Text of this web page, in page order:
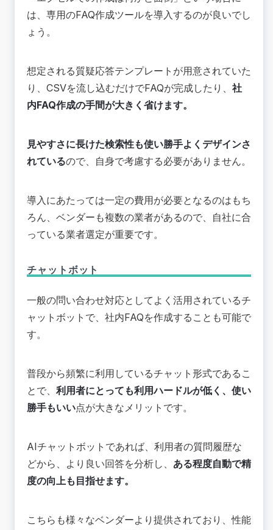
は、専用のFAQ作成ツールを導入するのが良いでし
ょう。
想定される質疑応答テンプレートが用意されていた
り、CSVを流し込むだけでFAQが完成したり、 社
内FAQ作成の手間が大きく省けます。
見やすさに長けた検索性も使い勝手よくデザインさ
れているので、自身で考慮する必要がありません。
導入にあたっては一定の費用が必要となるのはもち
ろん、ベンダーも複数の業者があるので、自社に合
っている業者選定が重要です。
チャットボット
一般の問い合わせ対応としてよく活用されているチ
ャットボットで、社内FAQを作成することも可能で
す。
普段から頻繁に利用しているチャット形式であるこ
とで、 利用者にとっても利用ハードルが低く、使い
勝手もいい点が大きなメリットです。
AIチャットボットであれば、利用者の質問履歴な
どから、より良い回答を分析し、 ある程度自動で精
度の向上も目指せます。
こちらも様々なベンダーより提供されており、性能